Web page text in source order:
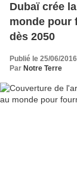
Dubaï crée
monde pour
dès 2050
Publié le 25/06/
Par Notre Terre